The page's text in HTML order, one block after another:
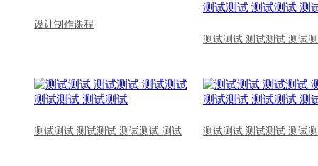
设计制作课程
测试测试 测试测试 测试
测试测试 测试测试 测试测试 测试 测试测试 测试测试 测试